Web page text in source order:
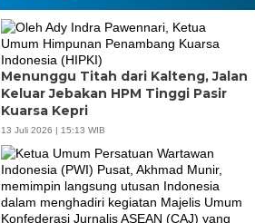
Menunggu Titah dari Kalteng, Jalan
Keluar Jebakan HPM Tinggi Pasir
Kuarsa Kepri
13 Juli 2026 | 15:13 WIB